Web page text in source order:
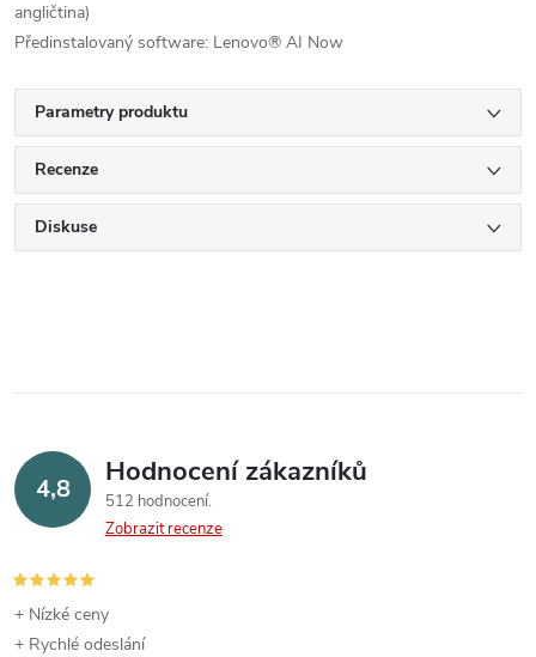
angličtina)
Předinstalovaný software: Lenovo® AI Now
Parametry produktu
Recenze
Diskuse
4,8 Hodnocení zákazníků
512 hodnocení
Zobrazit recenze
+ Nízké ceny
+ Rychlé odeslání